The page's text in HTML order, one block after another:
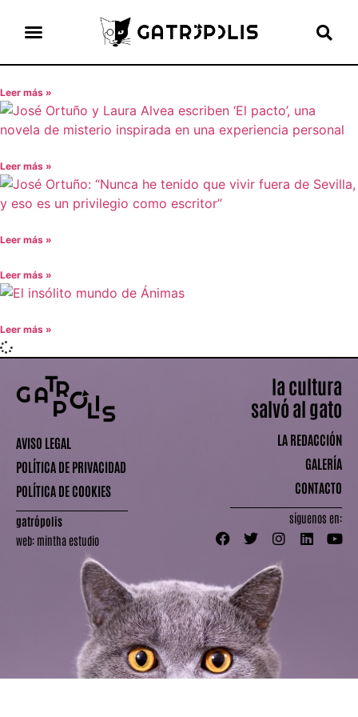
Leer más »
Leer más »
Leer más »
Leer más »
Leer más »
AVISO LEGAL
POLÍTICA DE PRIVACIDAD
POLÍTICA DE COOKIES
gatrópolis
web: mintha estudio
la cultura
salvó al gato
LA REDACCIÓN
GALERÍA
CONTACTO
síguenos en: